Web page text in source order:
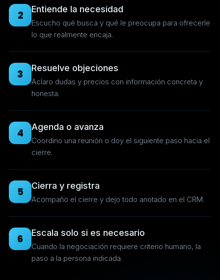
2 Entiende la necesidad
Escucho qué busca y qué le preocupa para ofrecerle
lo que realmente encaja.
3 Resuelve objeciones
Aclaro dudas y precios con información concreta y
honesta.
4 Agenda o avanza
Coordino una reunión o doy el siguiente paso hacia el
cierre.
5 Cierra y registra
Acompaño el cierre y dejo todo anotado en el CRM.
6 Escala solo si es necesario
Cuando la negociación requiere criterio humano, la
paso a la persona indicada.